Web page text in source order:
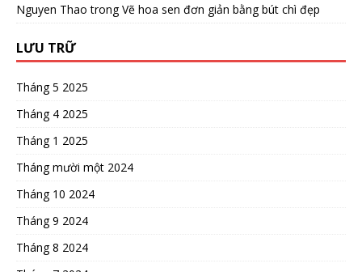
Nguyen Thao trongVẽ hoa sen đơn giản bằng bút chì đẹp
LƯU TRỮ
Tháng 5 2025
Tháng 4 2025
Tháng 1 2025
Tháng mười một 2024
Tháng 10 2024
Tháng 9 2024
Tháng 8 2024